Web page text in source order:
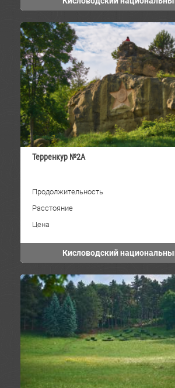
Терренкур №2А
Продолжительность
Расстояние
Цена
Кисловодский